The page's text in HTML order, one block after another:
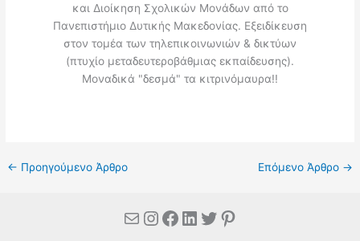
και Διοίκηση Σχολικών Μονάδων από το
Πανεπιστήμιο Δυτικής Μακεδονίας. Εξειδίκευση
στον τομέα των τηλεπικοινωνιών & δικτύων
(πτυχίο μεταδευτεροβάθμιας εκπαίδευσης).
Μοναδικά "δεσμά" τα κιτρινόμαυρα!!
← Προηγούμενο Άρθρο Επόμενο Άρθρο →
MailInstagram
Facebook
Linkedin
Twitter
Pinterest